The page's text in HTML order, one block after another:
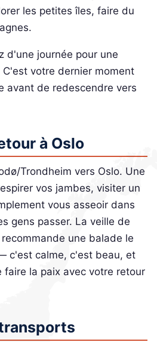
les petites îles, faire du
d'une journée pour une
votre dernier moment
avant de redescendre vers
à Oslo
Trondheim vers Oslo. Une
vos jambes, visiter un
vous asseoir dans
gens passer. La veille de
une balade le
c'est calme, c'est beau, et
faire la paix avec votre retour